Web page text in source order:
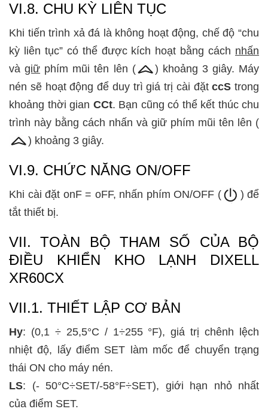
VI.8. CHU KỲ LIÊN TỤC
Khi tiến trình xả đá là không hoạt động, chế độ “chu
kỳ liên tục” có thể được kích hoạt bằng cách nhấn
vàgiữ phím mũi tên lên (
) khoảng 3 giây. Máy
nén sẽ hoạt động để duy trì giá trị cài đặtccS trong
khoảng thời gian CCt. Bạn cũng có thể kết thúc chu
trình này bằng cách nhấn và giữ phím mũi tên lên (
) khoảng 3 giây.
VI.9. CHỨC NĂNG ON/OFF
Khi cài đặt onF = oFF, nhấn phím ON/OFF (
) để
tắt thiết bị.
VII. TOÀN BỘ THAM SỐ CỦA BỘ
ĐIỀU KHIỂN KHO LẠNH DIXELL
XR60CX
VII.1. THIẾT LẬP CƠ BẢN
Hy: (0,1 ÷ 25,5°C / 1÷255 °F),giá trị chênh lệch
nhiệt độ, lấy điểm SET làm mốc để chuyển trạng
thái ON cho máy nén.
LS: (- 50°C÷SET/-58°F÷SET), giới hạn nhỏ nhất
của điểm SET.